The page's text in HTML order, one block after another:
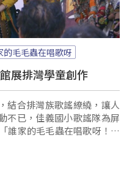
的毛毛蟲在唱歌呀
展排灣學童創作
結合排灣族歌謠繚繞，讓人
不已，佳義國小歌謠隊為屏
誰家的毛毛蟲在唱歌呀！」